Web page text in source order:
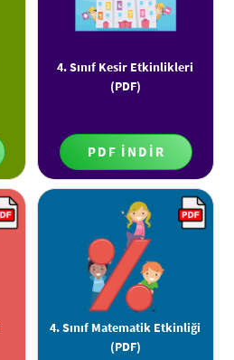
4. Sınıf Kesir Etkinlikleri
(PDF)
PDF İNDİR
4. Sınıf Matematik Etkinliği
(PDF)